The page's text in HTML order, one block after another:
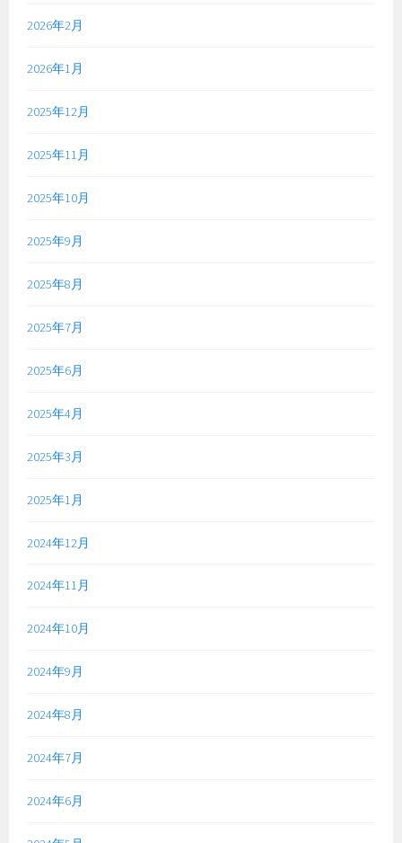
2026年2月
2026年1月
2025年12月
2025年11月
2025年10月
2025年9月
2025年8月
2025年7月
2025年6月
2025年4月
2025年3月
2025年1月
2024年12月
2024年11月
2024年10月
2024年9月
2024年8月
2024年7月
2024年6月